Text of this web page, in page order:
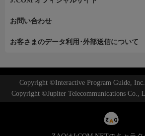
お問い合わせ
お客さまのデータ利用･外部送信について
Copyright ©Interactive Program Guide,
Copyright ©Jupiter Telecommunications Co.,